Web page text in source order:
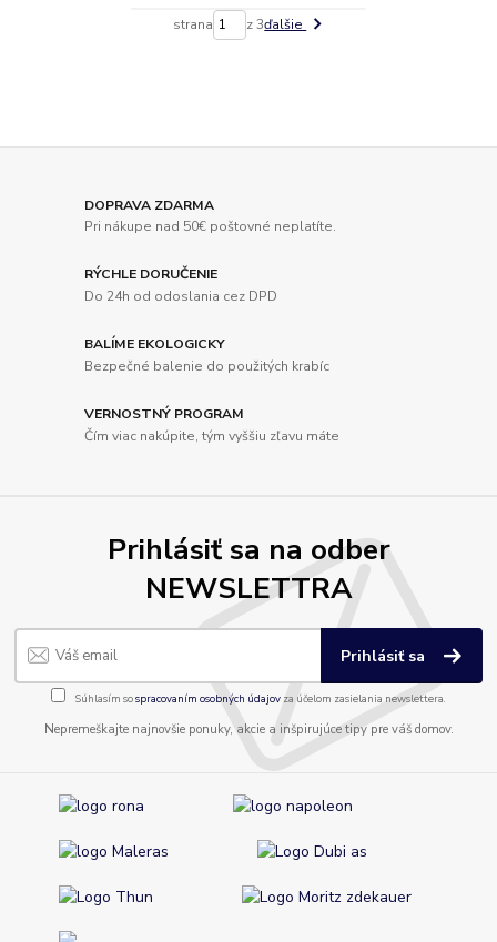
strana z 3ďalšie
DOPRAVA ZDARMA
Pri nákupe nad 50€ poštovné neplatíte.
RÝCHLE DORUČENIE
Do 24h od odoslania cez DPD
BALÍME EKOLOGICKY
Bezpečné balenie do použitých krabíc
VERNOSTNÝ PROGRAM
Čím viac nakúpite, tým vyššiu zľavu máte
Prihlásiť sa na odber
NEWSLETTRA
Prihlásiť sa
Súhlasím sospracovaním osobných údajov za účelom zasielania newslettera.
Nepremeškajte najnovšie ponuky, akcie a inšpirujúce tipy pre váš domov.